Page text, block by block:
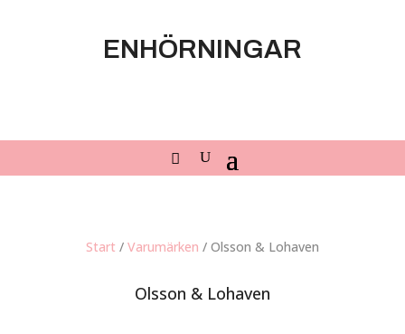
ENHÖRNINGAR
Start / Varumärken / Olsson & Lohaven
Olsson & Lohaven